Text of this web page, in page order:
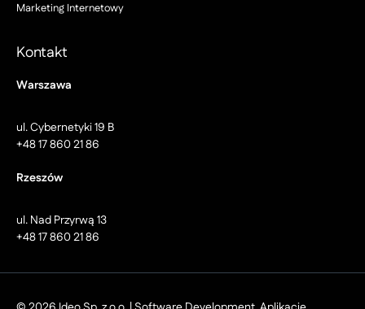
Marketing Internetowy
Kontakt
Warszawa
ul. Cybernetyki 19 B
+48 17 860 21 86
Rzeszów
ul. Nad Przyrwą 13
+48 17 860 21 86